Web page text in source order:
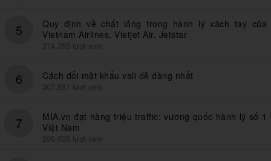
5
Quy định về chất lỏng trong hành lý xách tay của
Vietnam Airlines, Vietjet Air, Jetstar
374,355 lượt xem
6 Cách đổi mật khẩu vali dễ dàng nhất
307,881 lượt xem
7
MIA.vn đạt hàng triệu traffic: vương quốc hành lý số 1
Việt Nam
299,038 lượt xem